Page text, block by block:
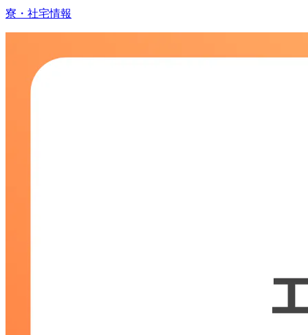
寮・社宅情報